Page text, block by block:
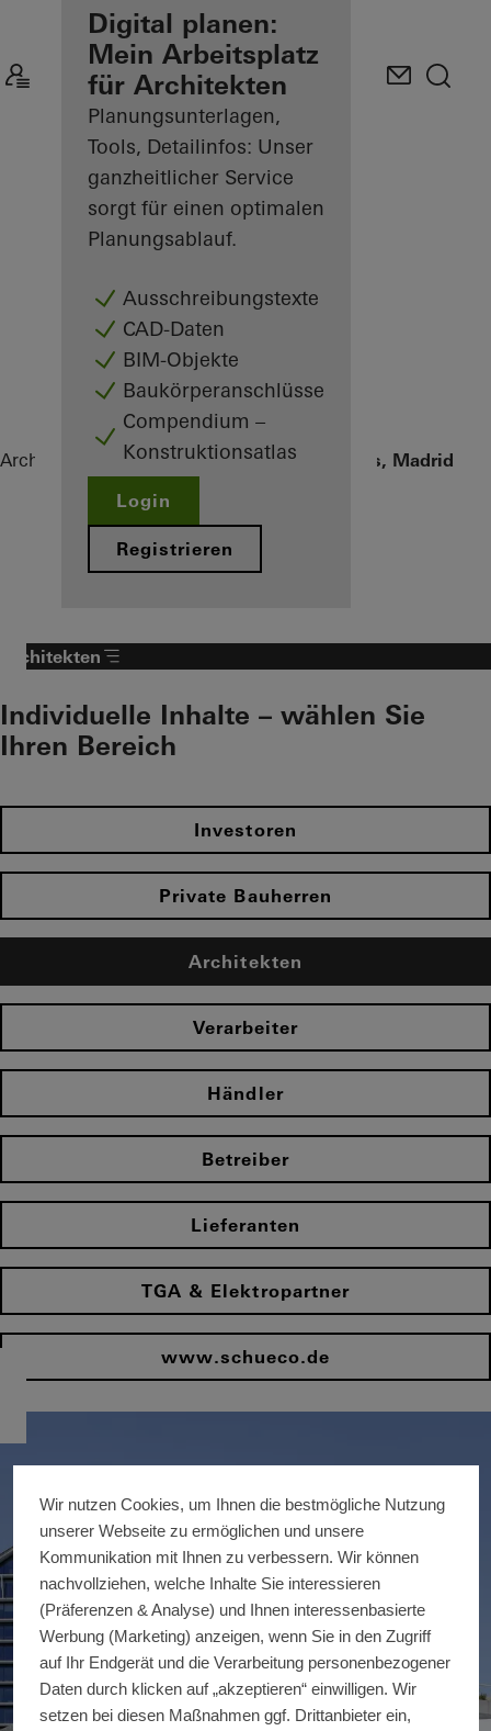
Ihre Vorteile als
angemeldeter
Architekt
Mein
Arbeitsplatz
kennenlernen
Digital planen:
Mein Arbeitsplatz
für Architekten
Planungsunterlagen,
Tools, Detailinfos: Unser
ganzheitlicher Service
sorgt für einen optimalen
Planungsablauf.
Ausschreibungstexte
CAD-Daten
BIM-Objekte
Baukörperanschlüsse
Compendium –
Konstruktionsatlas
Login
Registrieren
Architekten ReferenzenSede BBVA Las Tablas, Madrid
Architekten
Individuelle Inhalte – wählen Sie
Ihren Bereich
Investoren
Private Bauherren
Architekten
Verarbeiter
Händler
Betreiber
Lieferanten
TGA & Elektropartner
www.schueco.de
Wir nutzen Cookies, um Ihnen die bestmögliche Nutzung
unserer Webseite zu ermöglichen und unsere
Kommunikation mit Ihnen zu verbessern. Wir können
nachvollziehen, welche Inhalte Sie interessieren
(Präferenzen & Analyse) und Ihnen interessenbasierte
Werbung (Marketing) anzeigen, wenn Sie in den Zugriff
auf Ihr Endgerät und die Verarbeitung personenbezogener
Daten durch klicken auf „akzeptieren“ einwilligen. Wir
setzen bei diesen Maßnahmen ggf. Drittanbieter ein,